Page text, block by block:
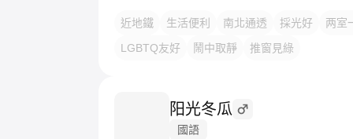
近地鐵 生活便利 南北通透 採光好
两室
LGBTQ友好
鬧中取靜 推窗見綠
阳光冬瓜
國語